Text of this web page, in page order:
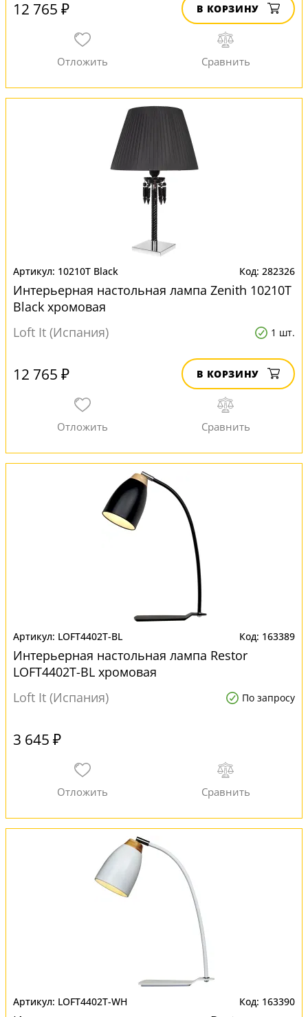
12 765 ₽ В КОРЗИНУ
10210T Black 282326
Интерьерная настольная лампа Zenith 10210T
Black хромовая
Loft It (Испания)
1 шт.
12 765 ₽ В КОРЗИНУ
LOFT4402T-BL 163389
Интерьерная настольная лампа Restor
LOFT4402T-BL хромовая
Loft It (Испания)
По запросу
3 645 ₽
LOFT4402T-WH 163390